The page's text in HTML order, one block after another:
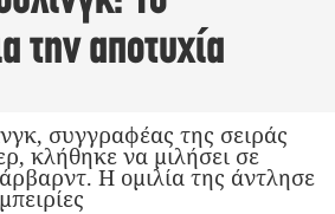
την αποτυχία
συγγραφέας της σειράς
κλήθηκε να μιλήσει σε
Η ομιλία της άντλησε